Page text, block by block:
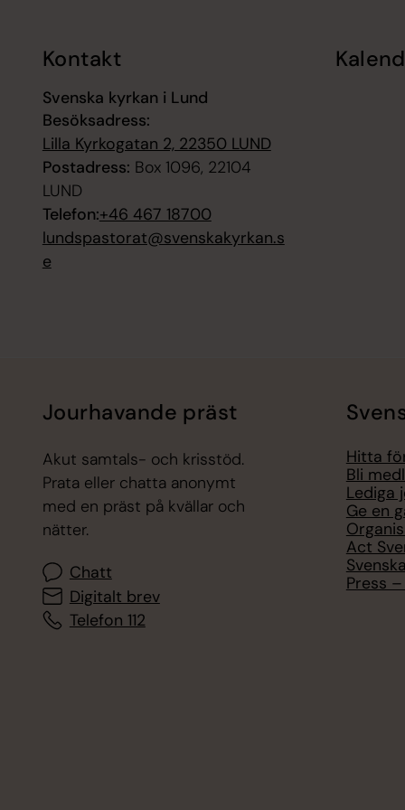
Kontakt
Svenska kyrkan i Lund
Besöksadress:
Lilla Kyrkogatan 2, 22350 LUND
Postadress: Box 1096, 22104
LUND
Telefon:+46 467 18700
lundspastorat@svenskakyrkan.s
e
Jourhavande präst
Akut samtals- och krisstöd.
Prata eller chatta anonymt
med en präst på kvällar och
nätter.
Chatt
Digitalt brev
Telefon 112
Hitta
Bli
Lediga
Ge en
Act
Press